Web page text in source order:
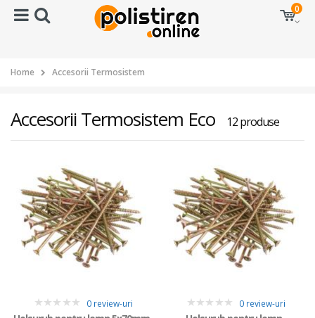
0
Home Accesorii Termosistem
Accesorii Termosistem Eco 12 produse
0 review-uri
0
0 review-uri